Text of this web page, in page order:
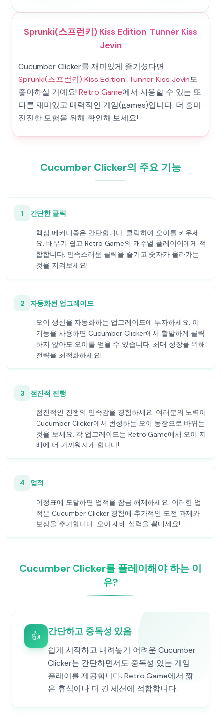
Sprunki(스프런키) Kiss Edition: Tunner Kiss
Jevin
Cucumber Clicker를 재미있게 즐기셨다면
Sprunki(스프런키) Kiss Edition: Tunner Kiss Jevin도
좋아하실 거예요! Retro Game에서 사용할 수 있는 또
다른 재미있고 매력적인 게임(games)입니다. 더 흥미
진진한 모험을 위해 확인해 보세요!
Cucumber Clicker의 주요 기능
1 간단한 클릭
핵심 메커니즘은 간단합니다. 클릭하여 오이를 키우세
요. 배우기 쉽고 Retro Game의 캐주얼 플레이어에게 적
합합니다. 만족스러운 클릭을 즐기고 숫자가 올라가는
것을 지켜보세요!
2 자동화된 업그레이드
오이 생산을 자동화하는 업그레이드에 투자하세요. 이
기능을 사용하면 Cucumber Clicker에서 활발하게 클릭
하지 않아도 오이를 얻을 수 있습니다. 최대 성장을 위해
전략을 최적화하세요!
3 점진적 진행
점진적인 진행의 만족감을 경험하세요. 여러분의 노력이
Cucumber Clicker에서 번성하는 오이 농장으로 바뀌는
것을 보세요. 각 업그레이드는 Retro Game에서 오이 지
배에 더 가까워지게 합니다!
4 업적
이정표에 도달하면 업적을 잠금 해제하세요. 이러한 업
적은 Cucumber Clicker 경험에 추가적인 도전 과제와
보상을 추가합니다. 오이 재배 실력을 뽐내세요!
Cucumber Clicker를 플레이해야 하는 이
유?
👍 간단하고 중독성 있음
쉽게 시작하고 내려놓기 어려운 Cucumber
Clicker는 간단하면서도 중독성 있는 게임
플레이를 제공합니다. Retro Game에서 짧
은 휴식이나 더 긴 세션에 적합합니다.